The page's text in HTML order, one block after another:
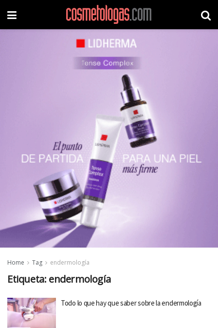
Home Tag endermología
Etiqueta: endermología
Todo lo que hay que saber sobre la endermología